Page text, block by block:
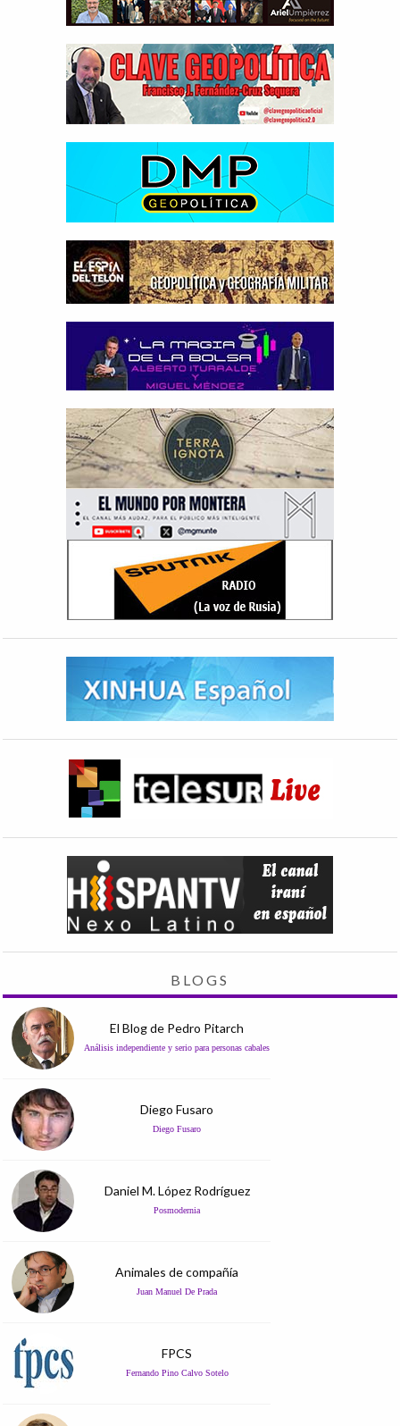
BLOGS
El Blog de Pedro Pitarch
Análisis independiente y serio para personas cabales
Diego Fusaro
Diego Fusaro
Daniel M. López Rodríguez
Posmodernia
Animales de compañía
Juan Manuel De Prada
FPCS
Fernando Pino Calvo Sotelo